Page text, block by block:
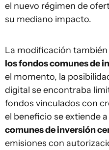
el nuevo régimen de
su mediano impacto.
La modificación
los fondos comunes de
el momento, la
digital se encontraba
fondos vinculados con
el beneficio se extiende a
comunes de inversión
emisiones con